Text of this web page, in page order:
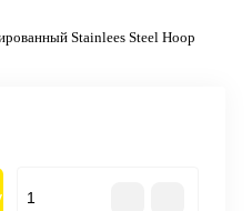
Stainlees Steel Hoop